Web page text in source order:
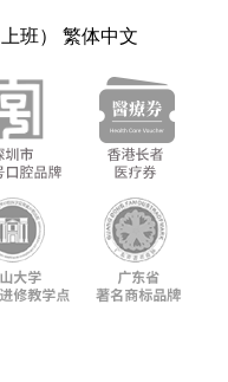
班） 繁体中文